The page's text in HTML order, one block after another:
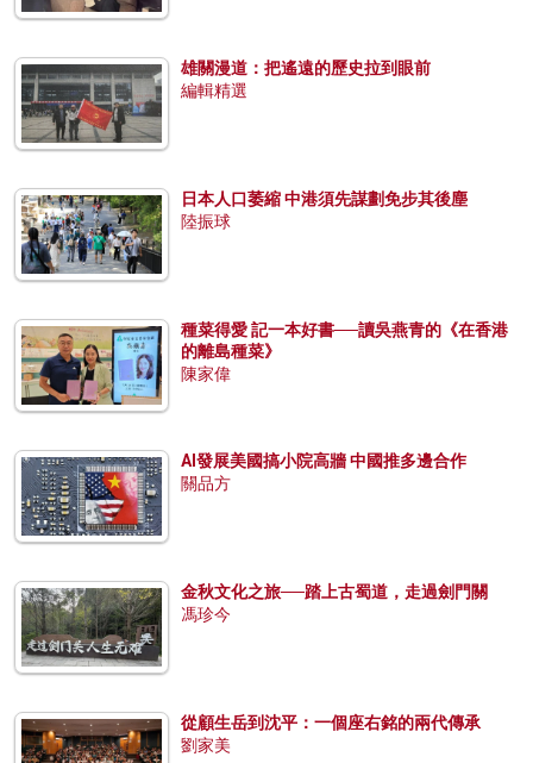
雄關漫道：把遙遠的歷史拉到眼前
編輯精選
日本人口萎縮 中港須先謀劃免步其後塵
陸振球
種菜得愛 記一本好書──讀吳燕青的《在香港
的離島種菜》
陳家偉
AI發展美國搞小院高牆 中國推多邊合作
關品方
金秋文化之旅──踏上古蜀道，走過劍門關
馮珍今
從顧生岳到沈平：一個座右銘的兩代傳承
劉家美